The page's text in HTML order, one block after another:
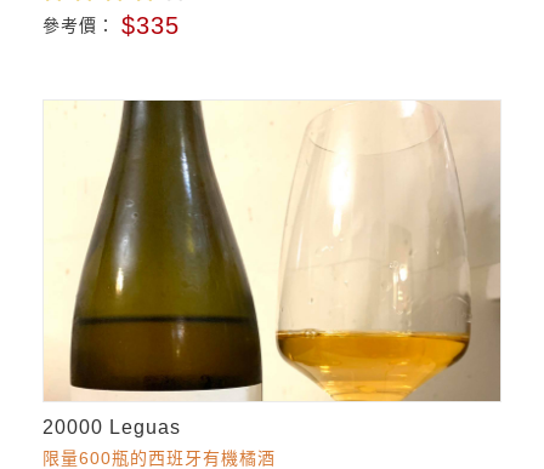
參考價： $335
20000 Leguas
限量600瓶的西班牙有機橘酒